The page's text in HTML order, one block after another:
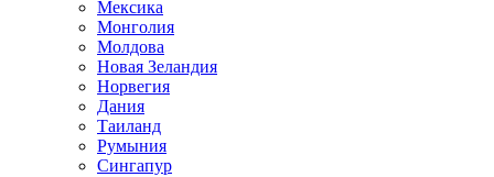
Мексика
Монголия
Молдова
Новая Зеландия
Норвегия
Дания
Таиланд
Румыния
Сингапур